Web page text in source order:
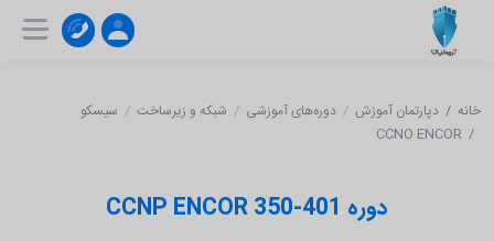
ثبت‌ نام | ورود
خانه دپارتمان آموزش دوره‌های آموزشی شبکه و زیرساخت
سیسکو
CCNO ENCOR
دوره CCNP ENCOR 350-401